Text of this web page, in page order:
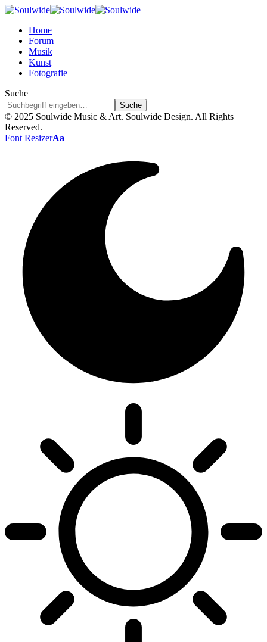
Home
Forum
Musik
Kunst
Fotografie
Suche
© 2025 Soulwide Music & Art. Soulwide Design. All Rights
Reserved.
Font ResizerAa